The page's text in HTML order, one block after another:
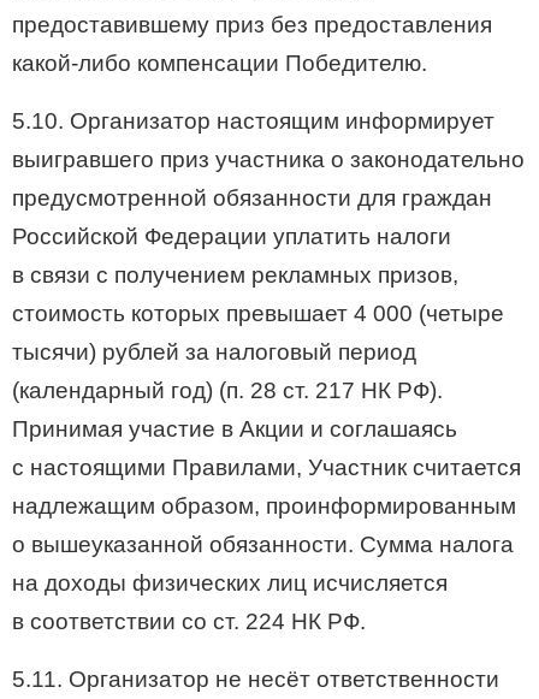
предоставившему приз без предоставления
какой-либо компенсации Победителю.
5.10. Организатор настоящим информирует
выигравшего приз участника о законодательно
предусмотренной обязанности для граждан
Российской Федерации уплатить налоги
в связи с получением рекламных призов,
стоимость которых превышает 4 000 (четыре
тысячи) рублей за налоговый период
(календарный год) (п. 28 ст. 217 НК РФ).
Принимая участие в Акции и соглашаясь
с настоящими Правилами, Участник считается
надлежащим образом, проинформированным
о вышеуказанной обязанности. Сумма налога
на доходы физических лиц исчисляется
в соответствии со ст. 224 НК РФ.
5.11. Организатор не несёт ответственности